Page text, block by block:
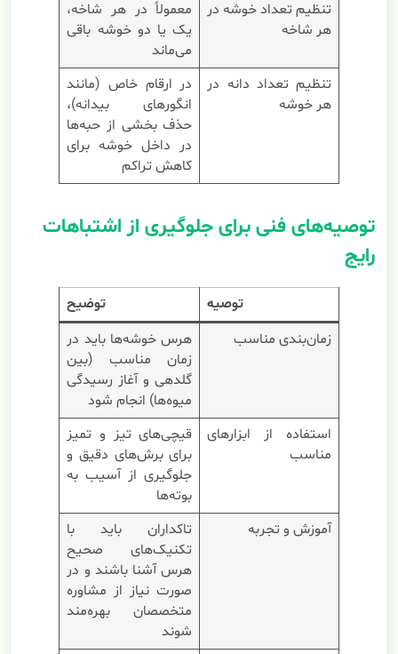
تنظیم تعداد خوشه در
هر شاخه
معمولاً در هر شاخه،
یک یا دو خوشه باقی
می‌ماند
تنظیم تعداد دانه در
هر خوشه
در ارقام خاص (مانند
انگورهای بیدانه)،
حذف بخشی از حبه‌ها
در داخل خوشه برای
کاهش تراکم
توصیه‌های فنی برای جلوگیری از اشتباهات
رایج
توصیه
توضیح
زمان‌بندی مناسب
هرس خوشه‌ها باید در
زمان مناسب (بین
گلدهی و آغاز رسیدگی
میوه‌ها) انجام شود
استفاده از ابزارهای
مناسب
قیچی‌های تیز و تمیز
برای برش‌های دقیق و
جلوگیری از آسیب به
بوته‌ها
آموزش و تجربه
تاکداران باید با
تکنیک‌های صحیح
هرس آشنا باشند و در
صورت نیاز از مشاوره
متخصصان بهره‌مند
شوند